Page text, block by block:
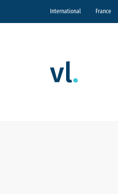
International France